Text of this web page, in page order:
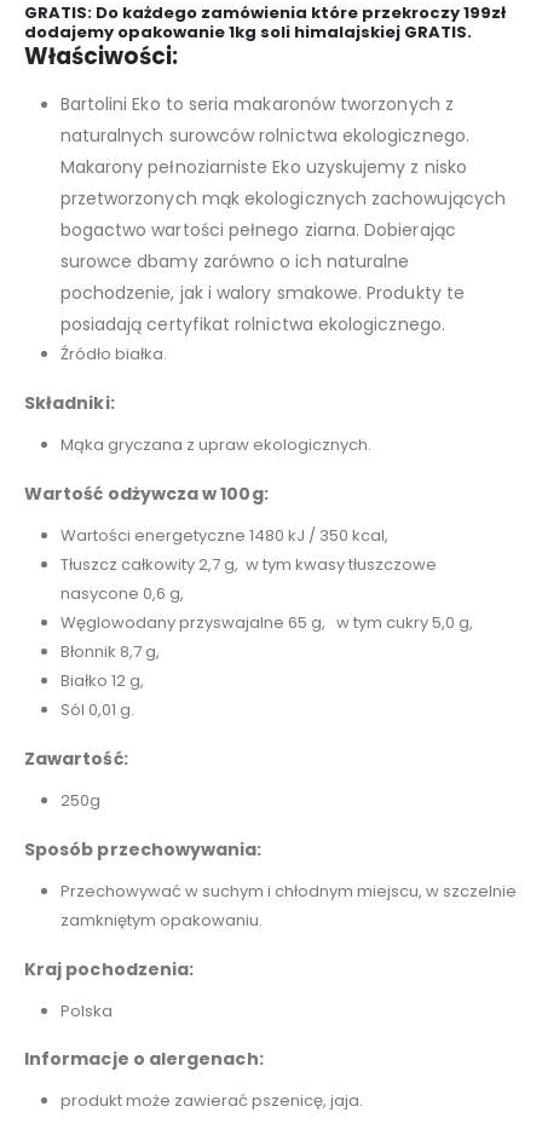
GRATIS: Do każdego zamówienia które przekroczy 199zł
dodajemy opakowanie 1kg soli himalajskiej GRATIS.
Właściwości:
Bartolini Eko to seria makaronów tworzonych z
naturalnych surowców rolnictwa ekologicznego.
Makarony pełnoziarniste Eko uzyskujemy z nisko
przetworzonych mąk ekologicznych zachowujących
bogactwo wartości pełnego ziarna. Dobierając
surowce dbamy zarówno o ich naturalne
pochodzenie, jak i walory smakowe. Produkty te
posiadają certyfikat rolnictwa ekologicznego.
Źródło białka.
Składniki:
Mąka gryczana z upraw ekologicznych.
Wartość odżywcza w 100g:
Wartości energetyczne 1480 kJ / 350 kcal,
Tłuszcz całkowity 2,7 g, w tym kwasy tłuszczowe
nasycone 0,6 g,
Węglowodany przyswajalne 65 g, w tym cukry 5,0 g,
Błonnik 8,7 g,
Białko 12 g,
Sól 0,01 g.
Zawartość:
250g
Sposób przechowywania:
Przechowywać w suchym i chłodnym miejscu, w szczelnie
zamkniętym opakowaniu.
Kraj pochodzenia:
Polska
Informacje o alergenach:
produkt może zawierać pszenicę, jaja.